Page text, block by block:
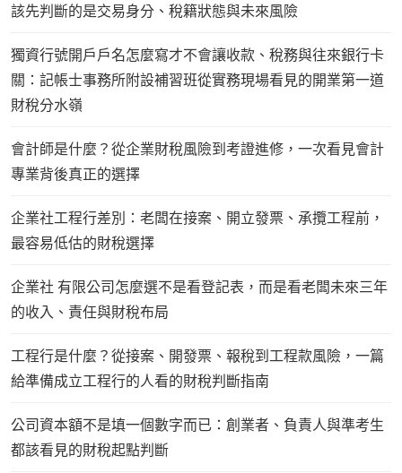
該先判斷的是交易身分、稅籍狀態與未來風險
獨資行號開戶戶名怎麼寫才不會讓收款、稅務與往來銀行卡
關：記帳士事務所附設補習班從實務現場看見的開業第一道
財稅分水嶺
會計師是什麼？從企業財稅風險到考證進修，一次看見會計
專業背後真正的選擇
企業社工程行差別：老闆在接案、開立發票、承攬工程前，
最容易低估的財稅選擇
企業社 有限公司怎麼選不是看登記表，而是看老闆未來三年
的收入、責任與財稅布局
工程行是什麼？從接案、開發票、報稅到工程款風險，一篇
給準備成立工程行的人看的財稅判斷指南
公司資本額不是填一個數字而已：創業者、負責人與準考生
都該看見的財稅起點判斷